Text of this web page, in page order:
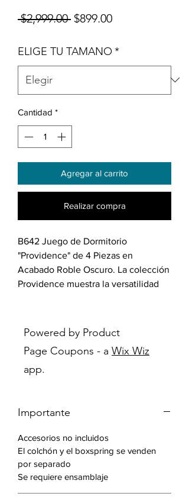
$2,999.00 Precio
$899.00Precio de oferta
ELIGE TU TAMANO *
Cantidad *
Agregar al carrito
Realizar compra
B642 Juego de Dormitorio
"Providence" de 4 Piezas en
Acabado Roble Oscuro. La colección
Providence muestra la versatilidad
macizos y chapas de roble. Los
detalles como el marco de panel
realzado simulado, los herrajes
redondos con acabado cepillado y
sofisticada.
Características:
Sólidos de aliso y chapas de roble
Acabado de roble oscuro con
cepillo de alambre.
Deslizadores de rodamiento de
Powered by Product
Page Coupons - a Wix Wiz
app.
Importante
Accesorios no incluidos
El colchón y el boxspring se venden
por separado
Se requiere ensamblaje